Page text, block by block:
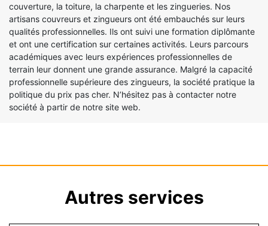
couverture, la toiture, la charpente et les zingueries. Nos
artisans couvreurs et zingueurs ont été embauchés sur leurs
qualités professionnelles. Ils ont suivi une formation diplômante
et ont une certification sur certaines activités. Leurs parcours
académiques avec leurs expériences professionnelles de
terrain leur donnent une grande assurance. Malgré la capacité
professionnelle supérieure des zingueurs, la société pratique la
politique du prix pas cher. N’hésitez pas à contacter notre
société à partir de notre site web.
Autres services